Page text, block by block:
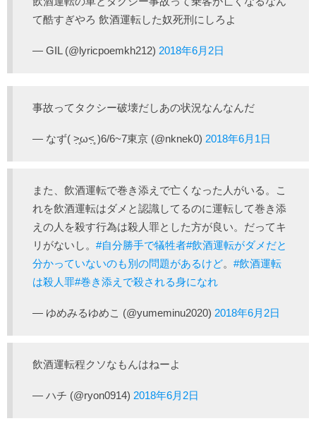
て酷すぎやろ 飲酒運転した奴死刑にしろよ
— GIL (@lyricpoemkh212) 2018年6月2日
事故ってタクシー破壊だしあの状況なんなんだ
— なず( ˃̣̣̥ω˂̣̣̥ )6/6~7東京 (@nknek0) 2018年6月1日
また、飲酒運転で巻き添えで亡くなった人がいる。こ
れを飲酒運転はダメと認識してるのに運転して巻き添
えの人を殺す行為は殺人罪とした方が良い。だってキ
リがないし。 #自分勝手で犠牲者#飲酒運転がダメだと
分かっていないのも別の問題があるけど。 #飲酒運転
は殺人罪#巻き添えで殺される身になれ
— ゆめみるゆめこ (@yumeminu2020) 2018年6月2日
飲酒運転程クソなもんはねーよ
— ハチ (@ryon0914) 2018年6月2日